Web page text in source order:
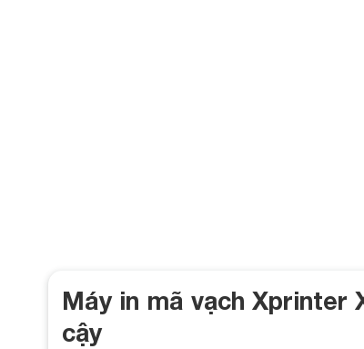
Máy in mã vạch Xprinter
cậy